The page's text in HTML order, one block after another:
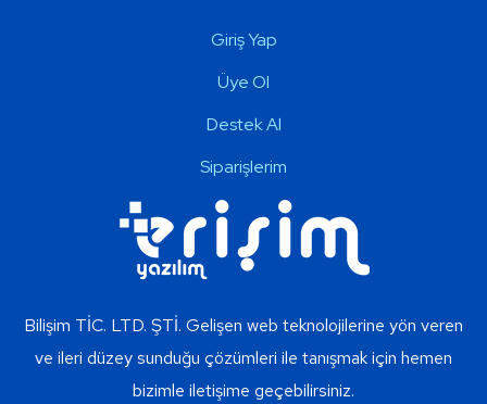
Giriş Yap
Üye Ol
Destek Al
Siparişlerim
Bilişim TİC. LTD. ŞTİ. Gelişen web teknolojilerine yön veren
ve ileri düzey sunduğu çözümleri ile tanışmak için hemen
bizimle iletişime geçebilirsiniz.